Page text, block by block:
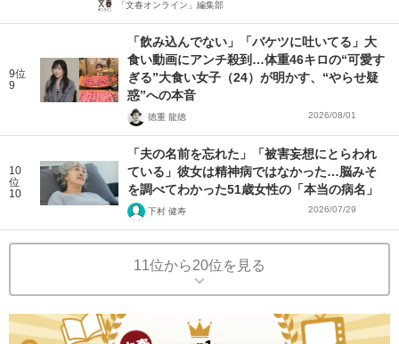
「文春オンライン」編集部
9位
9
「飲み込んでない」「バケツに吐いてる」大
食い動画にアンチ殺到…体重46キロの“可愛す
ぎる”大食い女子（24）が明かす、“やらせ疑
惑”への本音
徳重 龍徳 2026/08/01
10
位
10
「夫の名前を忘れた」「被害妄想にとらわれ
ている」彼女は精神病ではなかった…脳みそ
を調べてわかった51歳女性の「本当の病名」
下村 健寿 2026/07/29
11位から20位を見る